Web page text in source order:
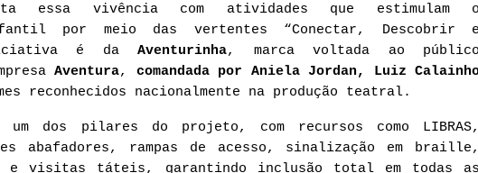
essa vivência com atividades que estimulam o
por meio das vertentes “Conectar, Descobrir e
é da Aventurinha, marca voltada ao público
Aventura, comandada por Aniela Jordan, Luiz
reconhecidos nacionalmente na produção teatral.
dos pilares do projeto, com recursos como LIBRAS,
abafadores, rampas de acesso, sinalização em braille,
e visitas táteis, garantindo inclusão total em todas as